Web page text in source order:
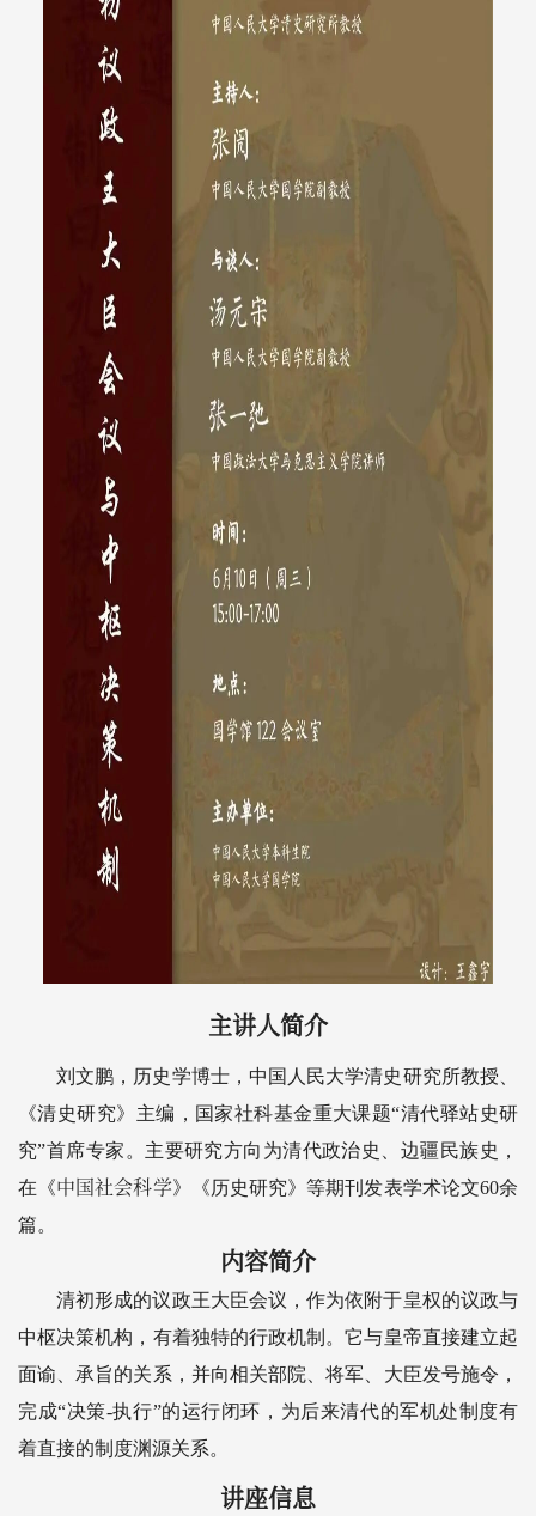
主讲人简介
刘文鹏，历史学博士，中国人民大学清史研究所教授、
《清史研究》主编，国家社科基金重大课题“清代驿站史研
究”首席专家。主要研究方向为清代政治史、边疆民族史，
在《中国社会科学》《历史研究》等期刊发表学术论文60余
篇。
内容简介
清初形成的议政王大臣会议，作为依附于皇权的议政与
中枢决策机构，有着独特的行政机制。它与皇帝直接建立起
面谕、承旨的关系，并向相关部院、将军、大臣发号施令，
完成“决策-执行”的运行闭环，为后来清代的军机处制度有
着直接的制度渊源关系。
讲座信息